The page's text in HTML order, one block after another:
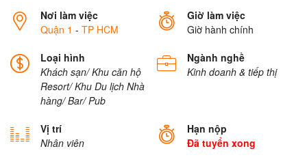
Nơi làm việc
Quận 1 - TP HCM
Giờ làm việc
Giờ hành chính
Loại hình
Khách sạn/ Khu căn hộ
Resort/ Khu Du lịch Nhà
hàng/ Bar/ Pub
Ngành nghề
Kinh doanh & tiếp thị
Vị trí
Nhân viên
Hạn nộp
Đã tuyển xong